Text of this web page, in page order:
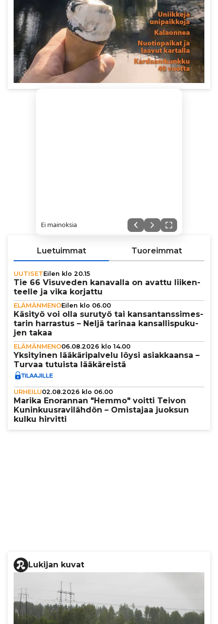
Ei mainoksia
Luetuimmat Tuoreimmat
UUTISETEilen klo 20.15
Tie 66 Visuveden kanavalla on avattu lii­ken­
teelle ja vika korjattu
ELÄMÄNMENOEilen klo 06.00
Käsityö voi olla surutyö tai kan­san­tans­si­mes­
ta­rin harrastus – Neljä tarinaa kan­sal­lis­pu­ku­
jen takaa
ELÄMÄNMENO06.08.2026 klo 14.00
Yksi­tyi­nen lää­kä­ri­pal­velu löysi asi­ak­kaansa –
Turvaa tutuista lää­kä­reistä
URHEILU02.08.2026 klo 06.00
Marika Enorannan "Hemmo" voitti Teivon
Kunin­kuus­ra­vi­läh­dön – Omistajaa juoksun
kulku hirvitti
Lukijan kuvat